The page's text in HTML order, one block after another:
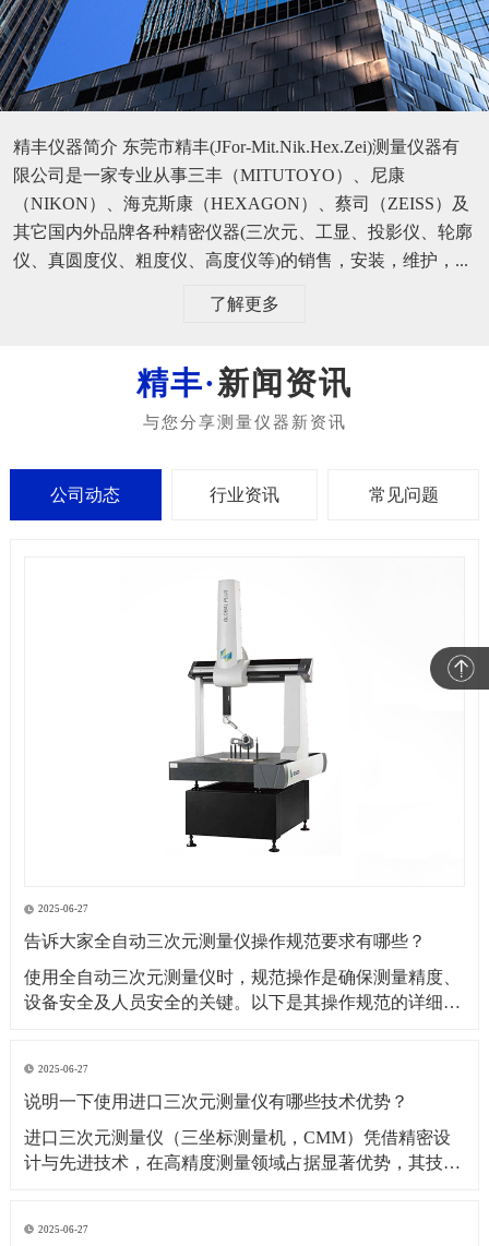
精丰仪器简介 东莞市精丰(JFor-Mit.Nik.Hex.Zei)测量仪器有
限公司是一家专业从事三丰（MITUTOYO）、尼康
（NIKON）、海克斯康（HEXAGON）、蔡司（ZEISS）及
其它国内外品牌各种精密仪器(三次元、工显、投影仪、轮廓
仪、真圆度仪、粗度仪、高度仪等)的销售，安装，维护，...
了解更多
新闻资讯
公司动态 行业资讯 常见问题
2025-06-27
告诉大家全自动三次元测量仪操作规范要求有哪些？
​使用全自动三次元测量仪时，规范操作是确保测量精度、
设备安全及人员安全的关键。以下是其操作规范的详细要
度控制在 40%~60% RH，避免温度剧烈波动或潮湿导致设
备变形、传感器失灵。防尘与防
2025-06-27
说明一下使用进口三次元测量仪有哪些技术优势？
​进口三次元测量仪（三坐标测量机，CMM）凭借精密设
计与先进技术，在高精度测量领域占据显著优势，其技术
辨率与重复性：进口设备（如德国蔡司、美国 API、日本
2025-06-27